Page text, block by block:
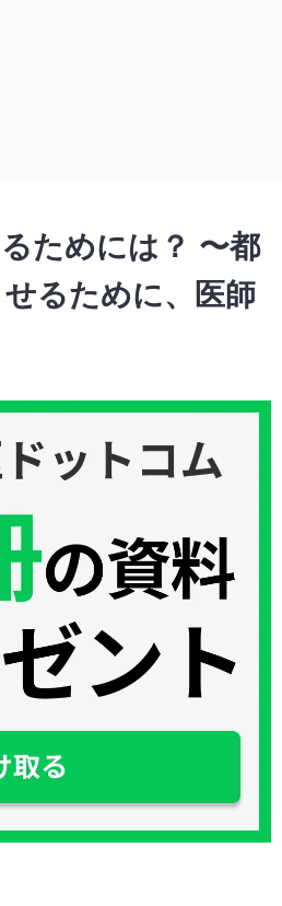
ためには？ 〜都
るために、医師